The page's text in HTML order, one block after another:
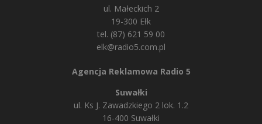
ul. Małeckich 2
19-300 Ełk
tel. (87) 621 59 00
elk@radio5.com.pl
Agencja Reklamowa Radio 5
Suwałki
ul. Ks J. Zawadzkiego 2 lok. 1.2
16-400 Suwałki